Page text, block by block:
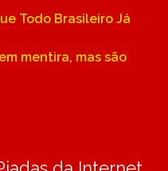
Todo Brasileiro Já
mentira, mas são